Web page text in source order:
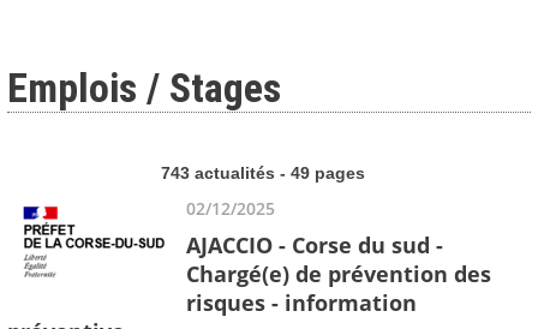
Emplois / Stages
743 actualités - 49 pages
02/12/2025
AJACCIO - Corse du sud -
Chargé(e) de prévention des
risques - information